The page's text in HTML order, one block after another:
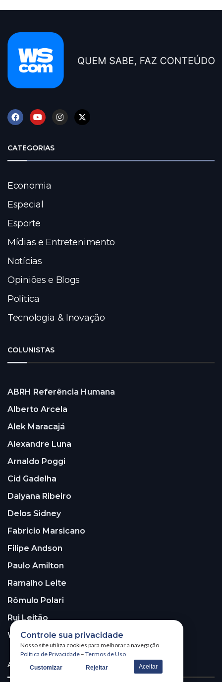
CATEGORIAS
Economia
Especial
Esporte
Mídias e Entretenimento
Notícias
Opiniões e Blogs
Política
Tecnologia & Inovação
COLUNISTAS
ABRH Referência Humana
Alberto Arcela
Alek Maracajá
Alexandre Luna
Arnaldo Poggi
Cid Gadelha
Dalyana Ribeiro
Delos Sidney
Fabricio Marsicano
Filipe Andson
Paulo Amilton
Ramalho Leite
Rômulo Polari
Rui Leitão
Walter Santos
ASSINE A NOSSA NEWSLETTER!
Controle sua privacidade
Nosso site utiliza cookies para melhorar a navegação.
Política de Privacidade – Termos de Uso
Customizar Rejeitar Aceitar